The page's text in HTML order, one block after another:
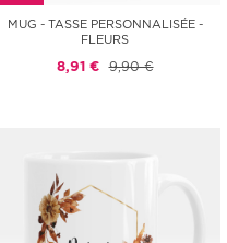
MUG - TASSE PERSONNALISÉE -
FLEURS
8,91 € 9,90 €